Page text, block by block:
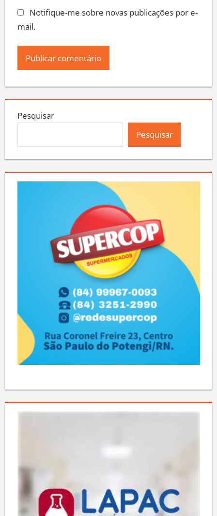
Notifique-me sobre novas publicações por e-
mail.
Pesquisar
Pesquisar